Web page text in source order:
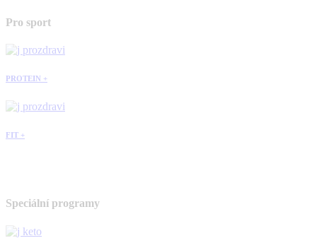
Pro sport
PROTEIN +
FIT +
Speciální programy